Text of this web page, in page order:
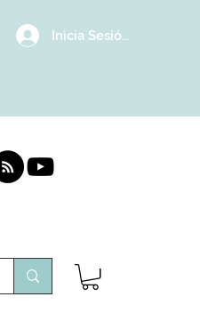
Inicia Sesión/